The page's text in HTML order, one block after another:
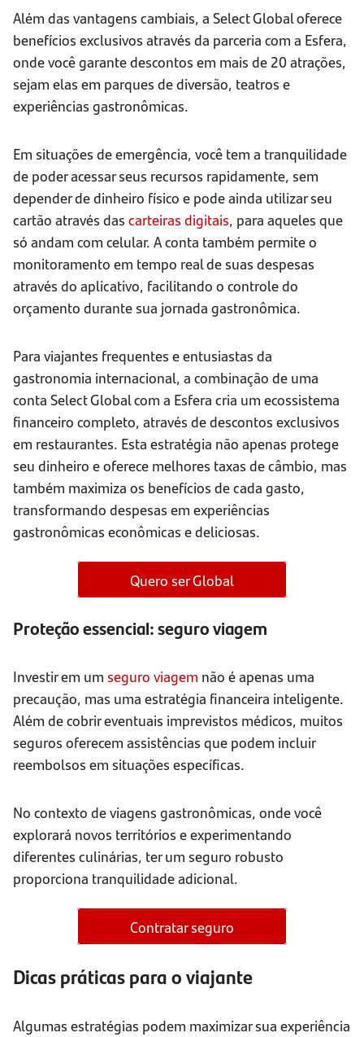
Além das vantagens cambiais, a Select Global oferece
benefícios exclusivos através da parceria com a Esfera,
onde você garante descontos em mais de 20 atrações,
sejam elas em parques de diversão, teatros e
experiências gastronômicas.
Em situações de emergência, você tem a tranquilidade
de poder acessar seus recursos rapidamente, sem
depender de dinheiro físico e pode ainda utilizar seu
cartão através das carteiras digitais, para aqueles que
só andam com celular. A conta também permite o
monitoramento em tempo real de suas despesas
através do aplicativo, facilitando o controle do
orçamento durante sua jornada gastronômica.
Para viajantes frequentes e entusiastas da
gastronomia internacional, a combinação de uma
conta Select Global com a Esfera cria um ecossistema
financeiro completo, através de descontos exclusivos
em restaurantes. Esta estratégia não apenas protege
seu dinheiro e oferece melhores taxas de câmbio, mas
também maximiza os benefícios de cada gasto,
transformando despesas em experiências
gastronômicas econômicas e deliciosas.
Quero ser Global
Proteção essencial: seguro viagem
Investir em um seguro viagem não é apenas uma
precaução, mas uma estratégia financeira inteligente.
Além de cobrir eventuais imprevistos médicos, muitos
seguros oferecem assistências que podem incluir
reembolsos em situações específicas.
No contexto de viagens gastronômicas, onde você
explorará novos territórios e experimentando
diferentes culinárias, ter um seguro robusto
proporciona tranquilidade adicional.
Contratar seguro
Dicas práticas para o viajante
Algumas estratégias podem maximizar sua experiência